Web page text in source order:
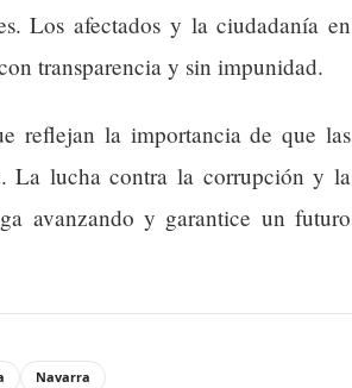
Los afectados y la ciudadanía en
transparencia y sin impunidad.
reflejan la importancia de que las
La lucha contra la corrupción y la
avanzando y garantice un futuro
Navarra